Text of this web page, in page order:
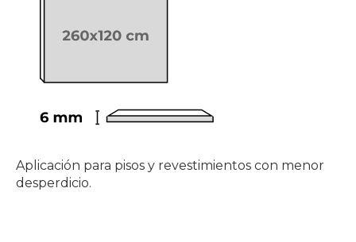
Aplicación para pisos y revestimientos con menor
desperdicio.